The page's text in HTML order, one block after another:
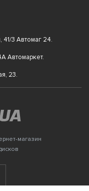
41/3 Автомаг 24.
Автомаркет.
23.
магазин